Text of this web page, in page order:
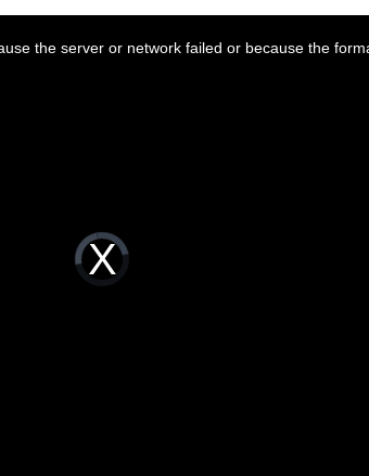
Video
Player
loading.
the server or network failed or because the